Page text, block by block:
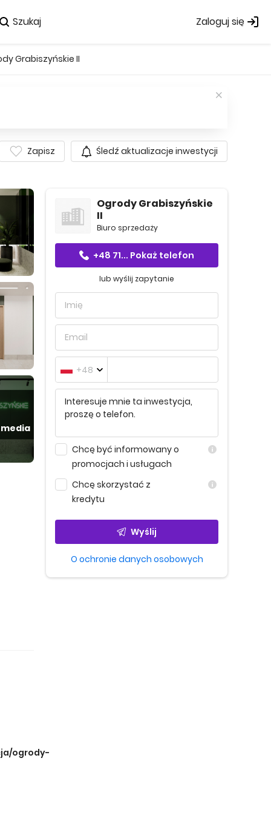
Szukaj Zaloguj się
Grabiszyńskie II
Zapisz Śledź aktualizacje inwestycji
ogrody-
Ogrody Grabiszyńskie
II
Biuro sprzedaży
+48 71... Pokaż telefon
lub wyślij zapytanie
+48
Chcę być informowany o
promocjach i usługach
Chcę skorzystać z
kredytu
Wyślij
O ochronie danych osobowych